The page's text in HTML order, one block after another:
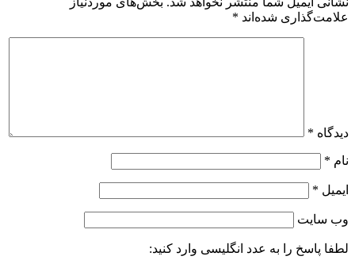
علامت‌گذاری شده‌اند *
دیدگاه *
نام *
ایمیل *
وب‌ سایت
لطفا پاسخ را به عدد انگلیسی وارد کنید: